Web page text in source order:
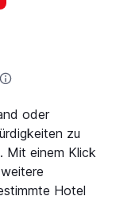
oder
zu
Mit einem Klick
Hotel